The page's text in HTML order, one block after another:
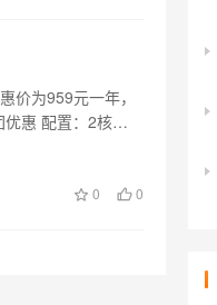
价为959元一年，
惠 配置：2核
0 0